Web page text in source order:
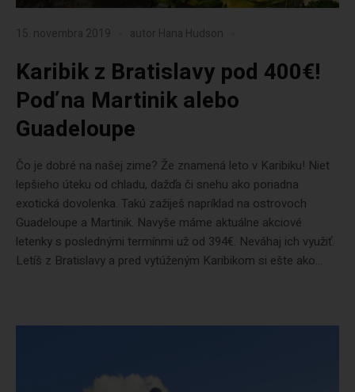
15. novembra 2019 autor Hana Hudson
Karibik z Bratislavy pod 400€!
Poď na Martinik alebo
Guadeloupe
Čo je dobré na našej zime? Že znamená leto v Karibiku! Niet
lepšieho úteku od chladu, dažďa či snehu ako poriadna
exotická dovolenka. Takú zažiješ napríklad na ostrovoch
Guadeloupe a Martinik. Navyše máme aktuálne akciové
letenky s poslednými termínmi už od 394€. Neváhaj ich využiť.
Letíš z Bratislavy a pred vytúženým Karibikom si ešte ako...